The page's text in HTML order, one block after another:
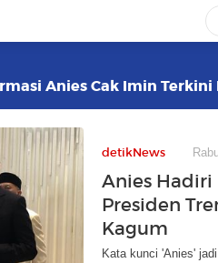
Anies Cak Imin
detikNews
Anies Hadiri
Presiden
Kagum
Kata kunci 'Anies'